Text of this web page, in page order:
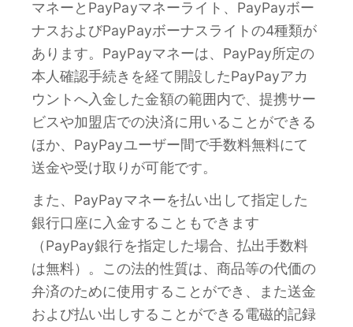
マネーとPayPayマネーライト、PayPayボー
ナスおよびPayPayボーナスライトの4種類が
あります。PayPayマネーは、PayPay所定の
本人確認手続きを経て開設したPayPayアカ
ウントへ入金した金額の範囲内で、提携サー
ビスや加盟店での決済に用いることができる
ほか、PayPayユーザー間で手数料無料にて
送金や受け取りが可能です。
また、PayPayマネーを払い出して指定した
銀行口座に入金することもできます
（PayPay銀行を指定した場合、払出手数料
は無料）。この法的性質は、商品等の代価の
弁済のために使用することができ、また送金
および払い出しすることができる電磁的記録